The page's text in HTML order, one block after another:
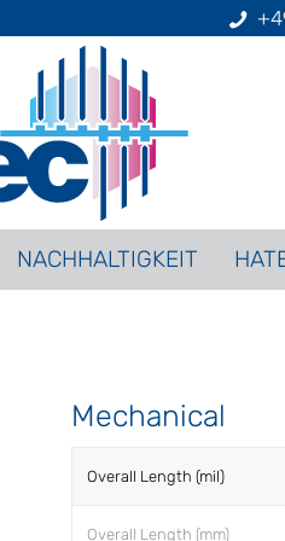
NACHHALTIGKEIT
Mechanical
Overall Length (mil)
Overall Length (mm)